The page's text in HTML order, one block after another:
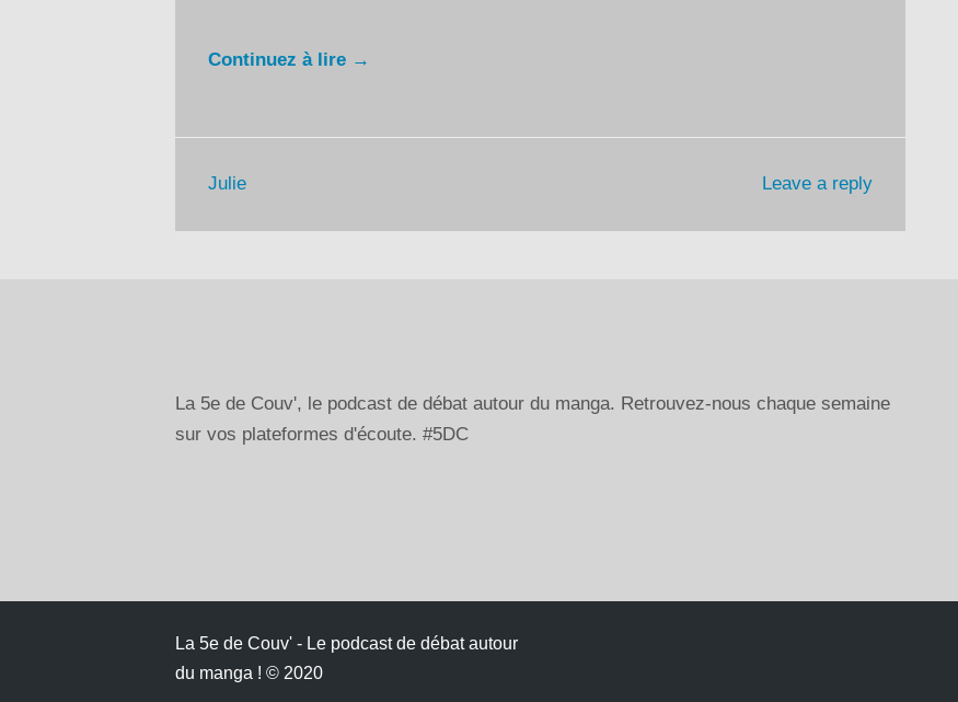
Continuez à lire →
Leave a reply
Julie
La 5e de Couv', le podcast de débat autour du manga. Retrouvez-nous chaque semaine
sur vos plateformes d'écoute. #5DC
La 5e de Couv' - Le podcast de débat autour
du manga ! © 2020